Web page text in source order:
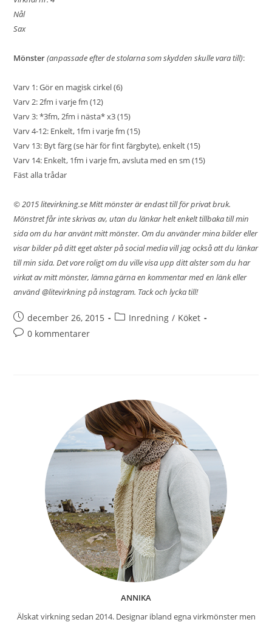
Nål
Sax
Mönster(anpassade efter de stolarna som skydden skulle vara till):
Varv 1: Gör en magisk cirkel (6)
Varv 2: 2fm i varje fm (12)
Varv 3: *3fm, 2fm i nästa* x3 (15)
Varv 4-12: Enkelt, 1fm i varje fm (15)
Varv 13: Byt färg (se här för fint färgbyte), enkelt (15)
Varv 14: Enkelt, 1fm i varje fm, avsluta med en sm (15)
Fäst alla trådar
© 2015litevirkning.seMitt mönster är endast till för privat bruk.
Mönstret får inte skrivas av, utan du länkar helt enkelt tillbaka till min
sida om du har använt mitt mönster. Om du använder mina bilder eller
visar bilder på ditt eget alster på social media vill jag också att du länkar
till min sida. Det vore roligt om du ville visa upp ditt alster som du har
virkat av mitt mönster, lämna gärna en kommentar med en länk eller
använd @litevirkning på instagram. Tack och lycka till!
december 26, 2015 Inredning / Köket
0 kommentarer
ANNIKA
Älskat virkning sedan 2014. Designar ibland egna virkmönster men